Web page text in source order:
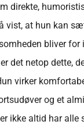
direkte,
vist, at hun kan
bliver for
det netop dette,
virker
og et
ikke altid har alle